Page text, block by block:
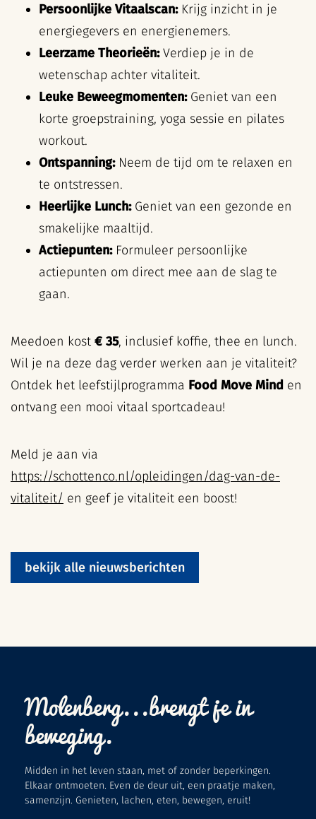
Persoonlijke Vitaalscan:Krijg inzicht in je
energiegevers en energienemers.
Leerzame Theorieën:Verdiep je in de
wetenschap achter vitaliteit.
Leuke Beweegmomenten:Geniet van een
korte groepstraining, yoga sessie en pilates
workout.
Ontspanning:Neem de tijd om te relaxen en
te ontstressen.
Heerlijke Lunch:Geniet van een gezonde en
smakelijke maaltijd.
Actiepunten:Formuleer persoonlijke
actiepunten om direct mee aan de slag te
gaan.
Meedoen kost € 35, inclusief koffie, thee en lunch.
Wil je na deze dag verder werken aan je vitaliteit?
Ontdek het leefstijlprogramma Food Move Mind en
ontvang een mooi vitaal sportcadeau!
Meld je aan via
https://schottenco.nl/opleidingen/dag-van-de-
vitaliteit/ en geef je vitaliteit een boost!
bekijk alle nieuwsberichten
Molenberg...brengt je in
beweging.
Midden in het leven staan, met of zonder beperkingen.
Elkaar ontmoeten. Even de deur uit, een praatje maken,
samenzijn. Genieten, lachen, eten, bewegen, eruit!